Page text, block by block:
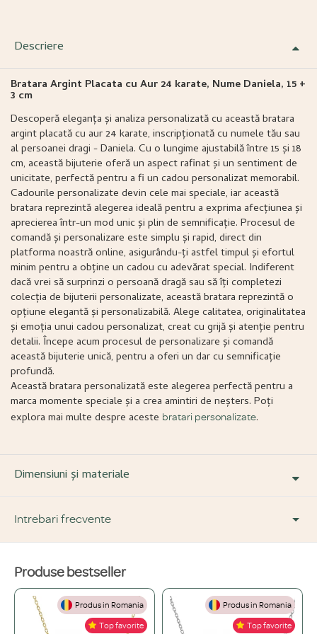
Descriere
Bratara Argint Placata cu Aur 24 karate, Nume Daniela, 15 +
3 cm
Descoperă eleganța și analiza personalizată cu această bratara
argint placată cu aur 24 karate, inscripționată cu numele tău sau
al persoanei dragi - Daniela. Cu o lungime ajustabilă între 15 și 18
cm, această bijuterie oferă un aspect rafinat și un sentiment de
unicitate, perfectă pentru a fi un cadou personalizat memorabil.
Cadourile personalizate devin cele mai speciale, iar această
bratara reprezintă alegerea ideală pentru a exprima afecțiunea și
aprecierea într-un mod unic și plin de semnificație. Procesul de
comandă și personalizare este simplu și rapid, direct din
platforma noastră online, asigurându-ți astfel timpul și efortul
minim pentru a obține un cadou cu adevărat special. Indiferent
dacă vrei să surprinzi o persoană dragă sau să îți completezi
colecția de bijuterii personalizate, această bratara reprezintă o
opțiune elegantă și personalizabilă. Alege calitatea, originalitatea
și emoția unui cadou personalizat, creat cu grijă și atenție pentru
detalii. Începe acum procesul de personalizare și comandă
această bijuterie unică, pentru a oferi un dar cu semnificație
profundă.
Această bratara personalizată este alegerea perfectă pentru a
marca momente speciale și a crea amintiri de neșters. Poți
explora mai multe despre aceste bratari personalizate.
Dimensiuni și materiale
Intrebari frecvente
DESPRE PRODUS ȘI MATERIALE
Din ce materiale sunt fabricate bijuteriile voastre?
Produse bestseller
Produs in Romania
Top favorite
Produs in Romania
Top favorite